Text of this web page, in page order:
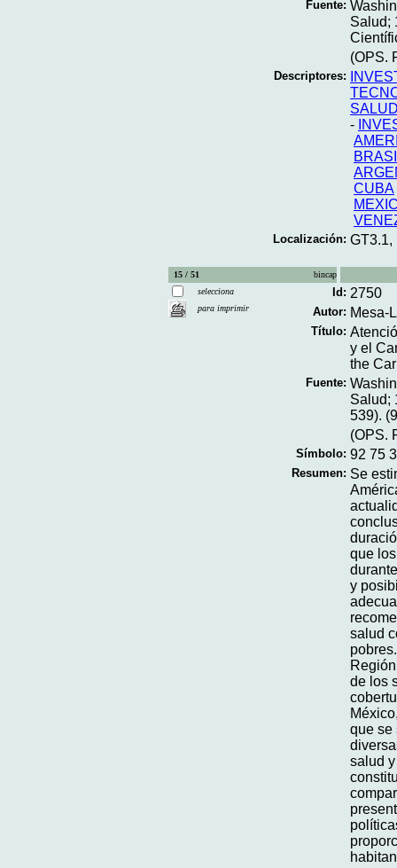
Fuente:
Salud;
(OPS.
Descriptores:
-
CUBA
Localización: GT3.1,
15 / 51
bincap
selecciona
para imprimir
Id: 2750
Autor: Mesa-
Título:
y el
the
Fuente:
Salud;
539).
(OPS.
Símbolo: 92 75
Resumen: Se
que
y
salud
de los
que se
salud